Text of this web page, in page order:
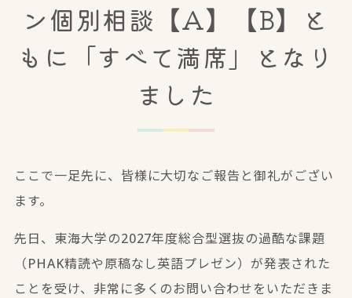
ン個別相談【A】【B】と
もに「すべて満席」となり
ました
ここで一足先に、皆様に大切なご報告と御礼がござい
ます。
先日、東海大学の2027年度総合型選抜の過酷な課題
（PHAK精読や原稿なし英語プレゼン）が発表された
ことを受け、非常に多くのお問い合わせをいただきま